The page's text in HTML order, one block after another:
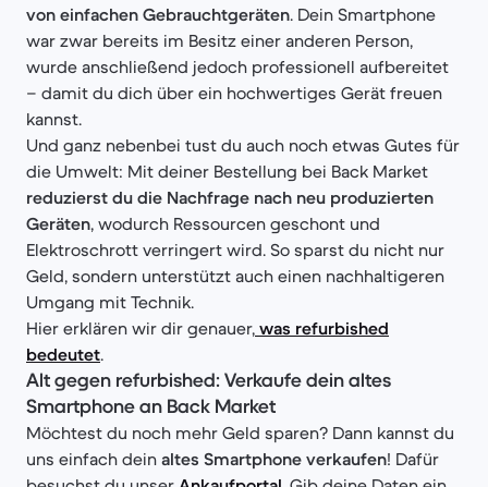
von einfachen Gebrauchtgeräten. Dein Smartphone
war zwar bereits im Besitz einer anderen Person,
wurde anschließend jedoch professionell aufbereitet
– damit du dich über ein hochwertiges Gerät freuen
kannst.
Und ganz nebenbei tust du auch noch etwas Gutes für
die Umwelt: Mit deiner Bestellung bei Back Market
reduzierst du die Nachfrage nach neu produzierten
Geräten, wodurch Ressourcen geschont und
Elektroschrott verringert wird. So sparst du nicht nur
Geld, sondern unterstützt auch einen nachhaltigeren
Umgang mit Technik.
Hier erklären wir dir genauer, was refurbished
bedeutet.
Alt gegen refurbished: Verkaufe dein altes
Smartphone an Back Market
Möchtest du noch mehr Geld sparen? Dann kannst du
uns einfach dein altes Smartphone verkaufen! Dafür